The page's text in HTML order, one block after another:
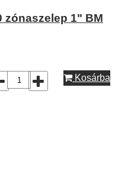
zónaszelep 1" BM
Kosárba